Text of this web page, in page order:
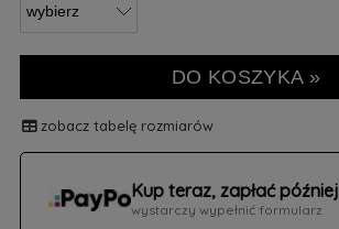
DO KOSZYKA »
zobacz tabelę rozmiarów
Kup teraz, zapłać później
wystarczy wypełnić formularz